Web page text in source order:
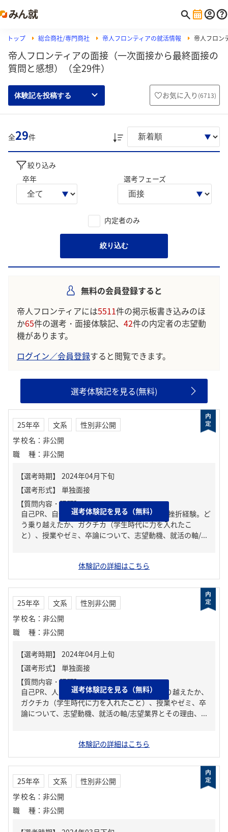
トップ 総合商社/専門商社 帝人フロンティアの就活情報 帝人フロン
帝人フロンティアの面接（一次面接から最終面接の
質問と感想）（全29件）
体験記を投稿する お気に入り (6713)
全29件
絞り込み
卒年
選考フェーズ
内定者のみ
絞り込む
無料の会員登録すると
帝人フロンティアには5511件の掲示板書き込みのほ
か65件の選考・面接体験記、 42件の内定者の志望動
機があります。
ログイン／会員登録すると閲覧できます。
選考体験記を見る(無料)
25年卒 文系
性別非公開
学校名 ： 非公開
職種 ： 非公開
【質問内容・課題】
自己PR、自分の強み/弱み、人生の中で大きな挫折経験。ど
う乗り越えたか、ガクチカ（学生時代に力を入れたこ
と）、授業やゼミ、卒論について、志望動機、就活の軸/...
選考体験記を見る（無料）
体験記の詳細はこちら
25年卒 文系
性別非公開
学校名 ： 非公開
職種 ： 非公開
【質問内容・課題】
自己PR、人生の中で大きな挫折経験。どう乗り越えたか、
ガクチカ（学生時代に力を入れたこと）、授業やゼミ、卒
論について、志望動機、就活の軸/志望業界とその理由、...
選考体験記を見る（無料）
体験記の詳細はこちら
25年卒 文系
性別非公開
学校名 ： 非公開
職種 ： 非公開